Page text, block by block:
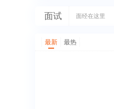
面试 面经在这里
最新 最热